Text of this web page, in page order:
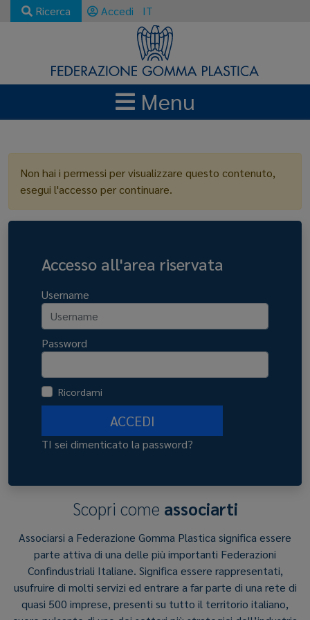
Ricerca Accedi IT
Menu
Non hai i permessi per visualizzare questo contenuto,
esegui l'accesso per continuare.
Accesso all'area riservata
Username
Password
Ricordami
ACCEDI
TI sei dimenticato la password?
Scopri come associarti
Associarsi a Federazione Gomma Plastica significa essere
parte attiva di una delle più importanti Federazioni
Confindustriali Italiane. Significa essere rappresentati,
usufruire di molti servizi ed entrare a far parte di una rete di
quasi 500 imprese, presenti su tutto il territorio italiano,